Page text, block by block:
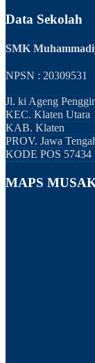
Data Sekolah
SMK
NPSN : 20309531
Jl. ki Ageng
KEC. Klaten Utara
KAB. Klaten
PROV. Jawa
KODE POS 57434
MAPS